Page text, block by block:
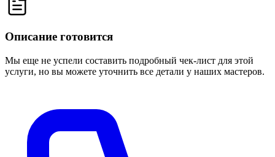
Описание готовится
Мы еще не успели составить подробный чек-лист для этой
услуги, но вы можете уточнить все детали у наших мастеров.